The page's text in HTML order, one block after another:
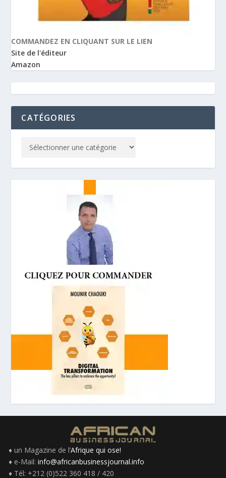
COMMANDEZ EN CLIQUANT SUR LE LIEN
Site de l'éditeur
Amazon
CATÉGORIES
♦ un Magazine de l’Afrique qui ose!
♦ e-Mail: info@africanbusinessjournal.info
♦ Tél: +212 (0)522 360 418 / 420